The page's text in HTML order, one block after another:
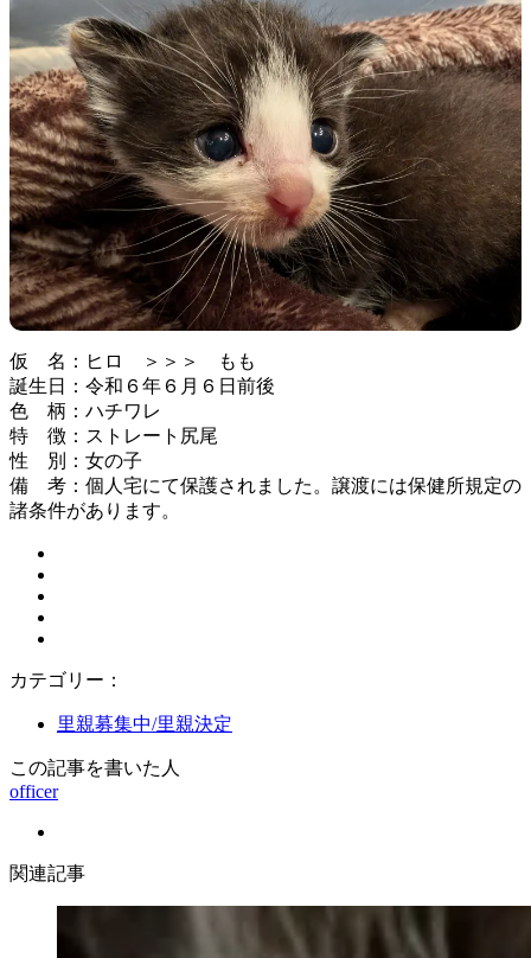
仮 名：ヒロ ＞＞＞ もも
誕生日：令和６年６月６日前後
色 柄：ハチワレ
特 徴：ストレート尻尾
性 別：女の子
備 考：個人宅にて保護されました。譲渡には保健所規定の
諸条件があります。
カテゴリー：
里親募集中/里親決定
この記事を書いた人
officer
関連記事